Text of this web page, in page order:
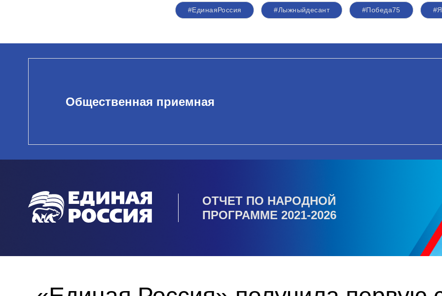
#ЕдинаяРоссия #Лыжныйдесант #Победа75
Общественная приемная
ОТЧЕТ ПО НАРОДНОЙ
ПРОГРАММЕ 2021-2026